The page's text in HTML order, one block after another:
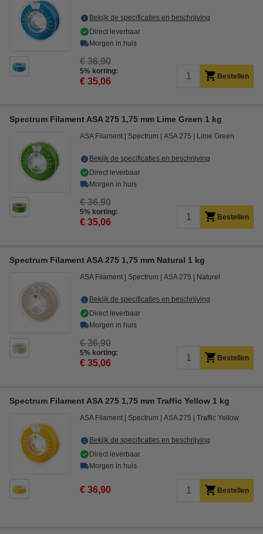
Bekijk de specificaties en beschrijving
Direct leverbaar
Morgen in huis
€ 36,90
5% korting:
€ 35,06 Bestellen
Spectrum Filament ASA 275 1,75 mm Lime Green 1 kg
ASA Filament Spectrum ASA 275 Lime Green
Bekijk de specificaties en beschrijving
Direct leverbaar
Morgen in huis
€ 36,90
5% korting:
€ 35,06 Bestellen
Spectrum Filament ASA 275 1,75 mm Natural 1 kg
ASA Filament Spectrum ASA 275 Naturel
Bekijk de specificaties en beschrijving
Direct leverbaar
Morgen in huis
€ 36,90
5% korting:
€ 35,06 Bestellen
Spectrum Filament ASA 275 1,75 mm Traffic Yellow 1 kg
ASA Filament Spectrum ASA 275 Traffic Yellow
Bekijk de specificaties en beschrijving
Direct leverbaar
Morgen in huis
€ 36,90 Bestellen